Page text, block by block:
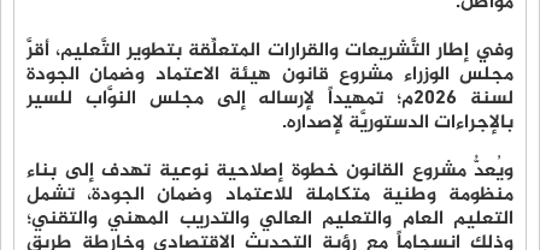
وفي إطار التَّشريعات والقرارات المتعلِّقة بتطوير التَّعليم، أقرَّ
مجلس الوزراء مشروع قانون هيئة الاعتماد وضمان الجودة
لسنة 2026م؛ تمهيداً لإرساله إلى مجلس النوَّاب للسير
بالإجراءات الدستوريَّة لإصداره.
ويُعدُّ مشروع القانون خطوة إصلاحية نوعية تهدف إلى بناء
منظومة وطنية متكاملة للاعتماد وضمان الجودة، تشمل
التعليم العام والتعليم العالي والتدريب المهني والتقني؛
وذلك انسجاماً مع رؤية التحديث الاقتصادي وخارطة طريق